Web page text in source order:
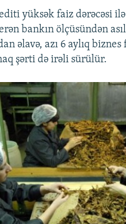
yüksək faiz dərəcəsi
bankın ölçüsündən
əlavə, azı 6 aylıq
şərti də irəli sürülür.